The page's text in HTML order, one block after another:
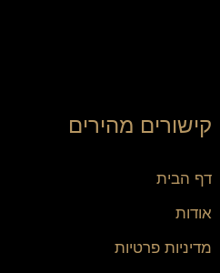
קישורים מהירים
דף הבית
אודות
מדיניות פרטיות